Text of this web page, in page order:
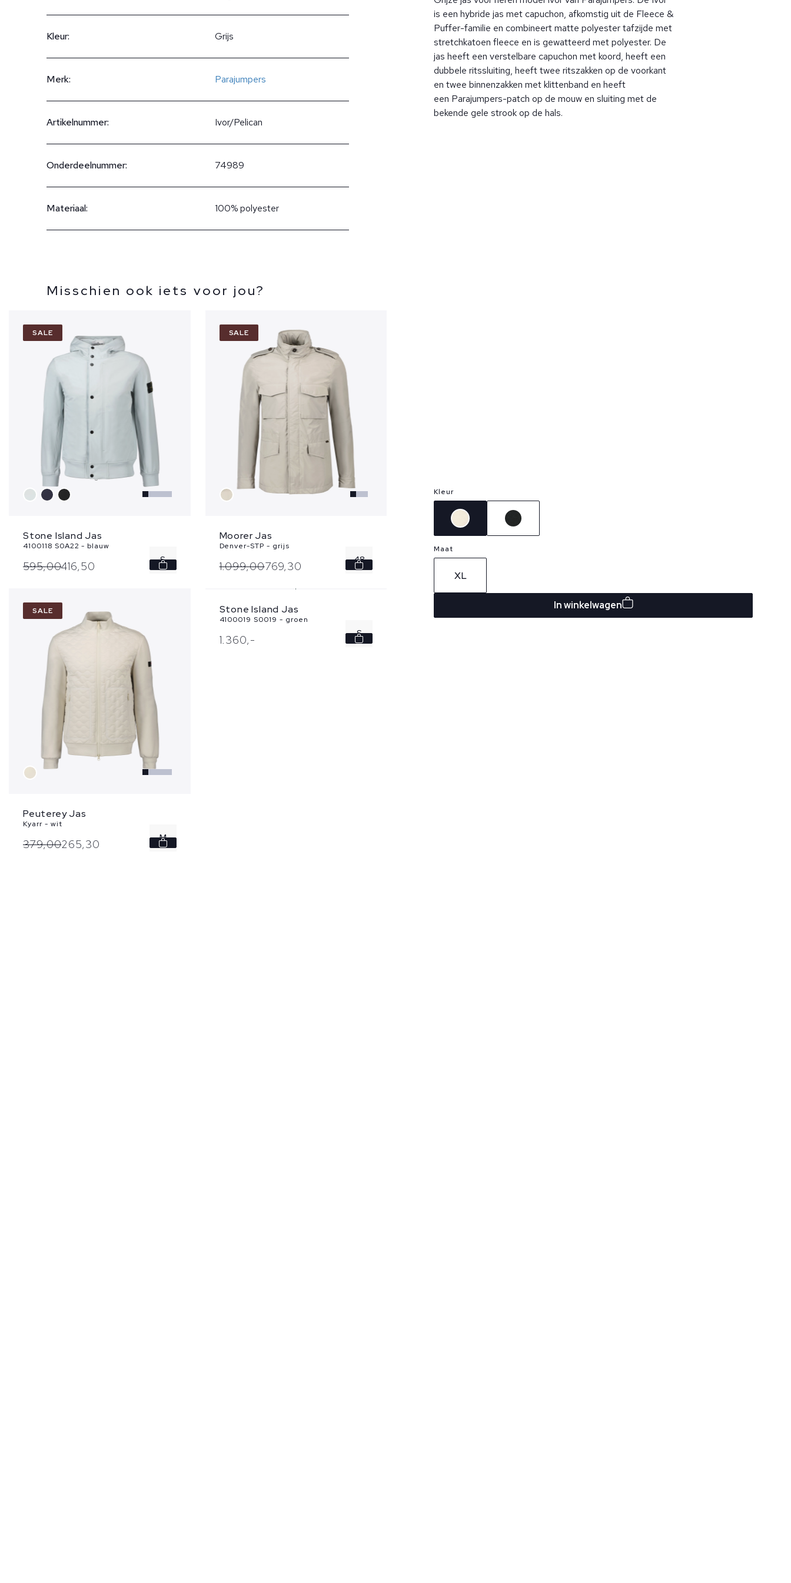
Kleur: Grijs
Merk: Parajumpers
Artikelnummer: Ivor/Pelican
Onderdeelnummer: 74989
Materiaal: 100% polyester
Misschien ook iets voor jou?
SALE
Stone Island Jas
4100118 S0A22 - blauw
595,00416,50 S
SALE
Moorer Jas
Denver-STP - grijs
1.099,00769,30 48
SALE
Peuterey Jas
Kyarr - wit
379,00265,30 M
NEW
Stone Island Jas
4100019 S0019 - groen
1.360,- S
is een hybride jas met capuchon, afkomstig uit de Fleece &
Puffer-familie en combineert matte polyester tafzijde met
stretchkatoen fleece en is gewatteerd met polyester. De
jas heeft een verstelbare capuchon met koord, heeft een
dubbele ritssluiting, heeft twee ritszakken op de voorkant
en twee binnenzakken met klittenband en heeft
een Parajumpers-patch op de mouw en sluiting met de
bekende gele strook op de hals.
Kleur
Maat
XL
In winkelwagen